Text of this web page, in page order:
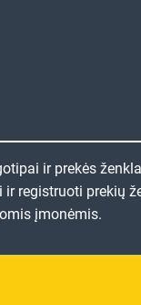
ir prekės
registruoti prekių
įmonėmis.